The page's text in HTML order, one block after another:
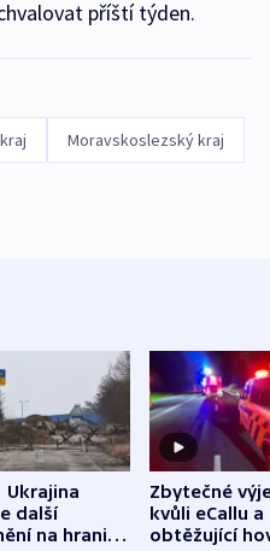
příští týden.
Moravskoslezský kraj
Ukrajina
další
na hranici
Zbytečné
kvůli eCallu a
obtěžující